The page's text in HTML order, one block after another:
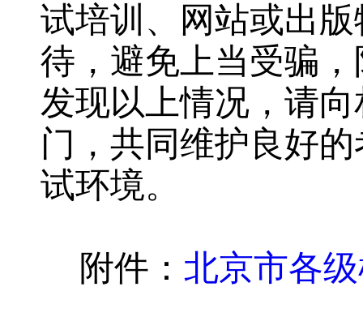
试培训、网站或出
待，避免上当受骗
发现以上情况，请
门，共同维护良好
试环境。
附件： 北京市各